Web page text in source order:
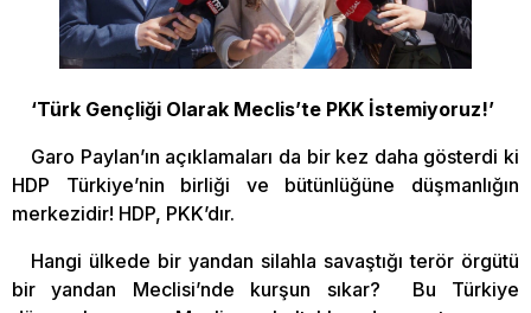
‘Türk Gençliği Olarak Meclis’te PKK İstemiyoruz!’
Garo Paylan’ın açıklamaları da bir kez daha gösterdi ki
HDP Türkiye’nin birliği ve bütünlüğüne düşmanlığın
merkezidir! HDP, PKK’dır.
Hangi ülkede bir yandan silahla savaştığı terör örgütü
bir yandan Meclisi’nde kurşun sıkar? Bu Türkiye